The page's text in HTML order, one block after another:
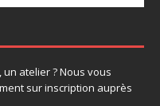
atelier ? Nous vous
sur inscription auprès